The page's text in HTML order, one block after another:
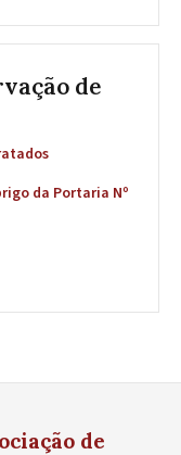
de
da Portaria Nº
de